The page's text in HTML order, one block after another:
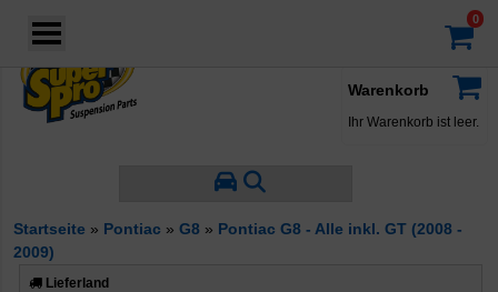
Warenkorb
Ihr Warenkorb ist leer.
Startseite » Pontiac » G8 » Pontiac G8 - Alle inkl. GT (2008 -
2009)
Lieferland